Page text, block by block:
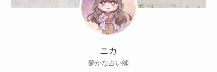
ニカ
夢かな占い師